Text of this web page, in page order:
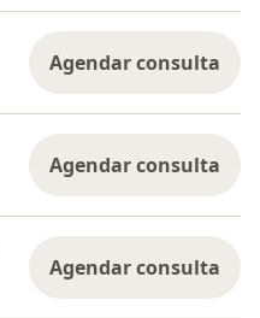
Agendar consulta
Agendar consulta
Agendar consulta